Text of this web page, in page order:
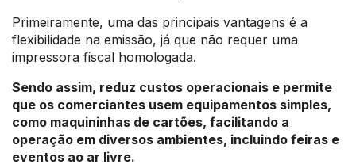
Primeiramente, uma das principais vantagens é a
flexibilidade na emissão, já que não requer uma
impressora fiscal homologada.
Sendo assim, reduz custos operacionais e permite
que os comerciantes usem equipamentos simples,
como maquininhas de cartões, facilitando a
operação em diversos ambientes, incluindo feiras e
eventos ao ar livre.